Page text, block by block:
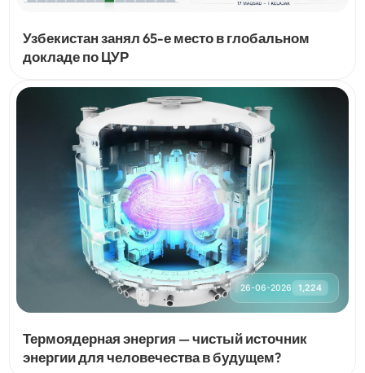
Узбекистан занял 65-е место в глобальном
докладе по ЦУР
26-06-2026 1,224
Термоядерная энергия — чистый источник
энергии для человечества в будущем?